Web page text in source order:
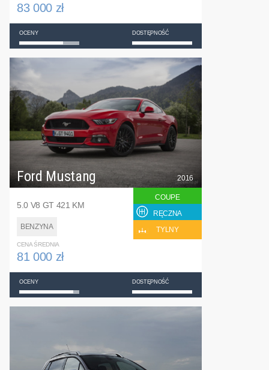
83 000 zł
OCENY DOSTĘPNOŚĆ
Ford Mustang
5.0 V8 GT 421 KM
BENZYNA
2016
COUPE
RĘCZNA
TYLNY
CENA ŚREDNIA
81 000 zł
OCENY DOSTĘPNOŚĆ